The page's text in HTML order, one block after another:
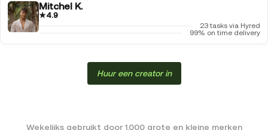
Mitchel K.
★4.9
23 tasks via Hyred
99% on time delivery
Huur een creator in
Wekelijks gebruikt door 1.000 grote en kleine merken